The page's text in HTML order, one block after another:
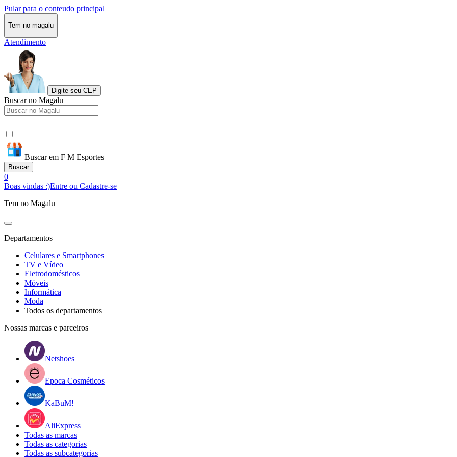
Pular para o conteudo principal
Tem no magalu
Atendimento
Digite seu CEP
Buscar no Magalu
Buscar em F M Esportes
Buscar
0
Boas vindas :)Entre ou Cadastre-se
Tem no Magalu
Departamentos
Celulares e Smartphones
TV e Vídeo
Eletrodomésticos
Móveis
Informática
Moda
Todos os departamentos
Nossas marcas e parceiros
Netshoes
Epoca Cosméticos
KaBuM!
AliExpress
Todas as marcas
Todas as categorias
Todas as subcategorias